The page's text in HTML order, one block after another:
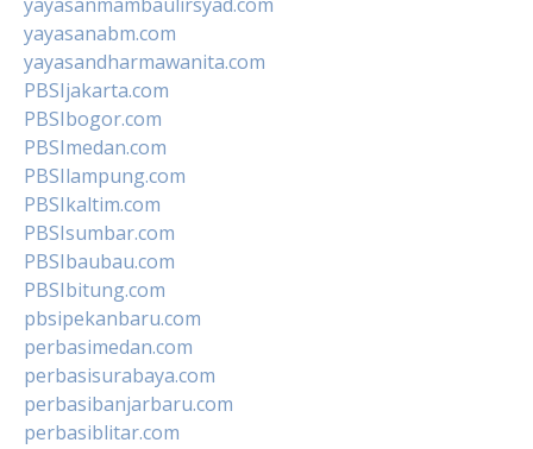
yayasanabm.com
yayasandharmawanita.com
PBSIjakarta.com
PBSIbogor.com
PBSImedan.com
PBSIlampung.com
PBSIkaltim.com
PBSIsumbar.com
PBSIbaubau.com
PBSIbitung.com
pbsipekanbaru.com
perbasimedan.com
perbasisurabaya.com
perbasibanjarbaru.com
perbasiblitar.com